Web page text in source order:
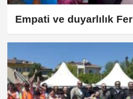
Empati ve duyarlılık